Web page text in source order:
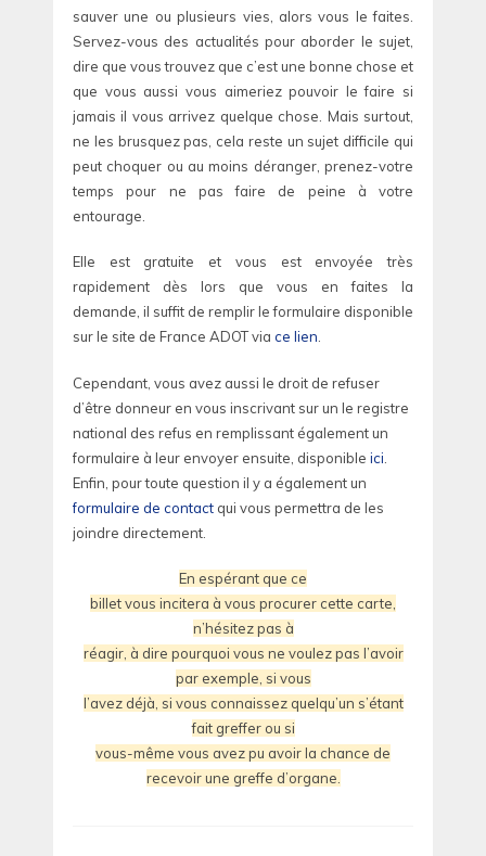
sauver une ou plusieurs vies, alors vous le faites.
Servez-vous des actualités pour aborder le sujet,
dire que vous trouvez que c’est une bonne chose et
que vous aussi vous aimeriez pouvoir le faire si
jamais il vous arrivez quelque chose. Mais surtout,
ne les brusquez pas, cela reste un sujet difficile qui
peut choquer ou au moins déranger, prenez-votre
temps pour ne pas faire de peine à votre
entourage.
Elle est gratuite et vous est envoyée très
rapidement dès lors que vous en faites la
demande, il suffit de remplir le formulaire disponible
sur le site de France ADOT via ce lien
Cependant, vous avez aussi le droit de refuser
d’être donneur en vous inscrivant sur un le registre
national des refus en remplissant également un
formulaire à leur envoyer ensuite, disponible ici
Enfin, pour toute question il y a également un
formulaire de contact qui vous permettra de les
joindre directement.
En espérant que ce
billet vous incitera à vous procurer cette carte,
n’hésitez pas à
réagir, à dire pourquoi vous ne voulez pas l’avoir
par exemple, si vous
l’avez déjà, si vous connaissez quelqu’un s’étant
fait greffer ou si
vous-même vous avez pu avoir la chance de
recevoir une greffe d’organe.